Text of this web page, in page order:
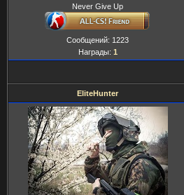
Never Give Up
Сообщений: 1223
Награды: 1
EliteHunter